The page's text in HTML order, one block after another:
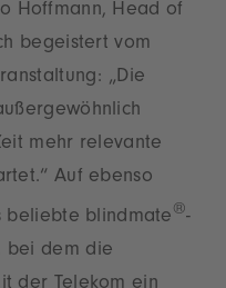
Hoffmann, Head of
begeistert vom
„Die
mehr relevante
Auf ebenso
beliebte blindmate ®-
bei dem die